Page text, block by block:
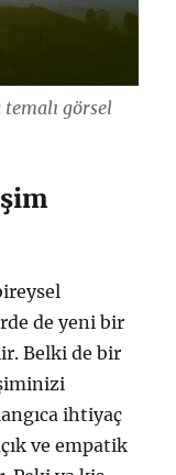
görsel
de yeni bir
Belki de bir
ihtiyaç
ve empatik